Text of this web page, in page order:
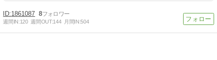
1861087 8
週間IN:120 週間OUT:144 月間IN:504